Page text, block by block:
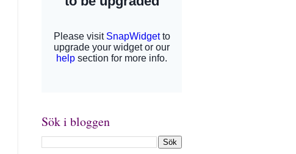
Sök i bloggen